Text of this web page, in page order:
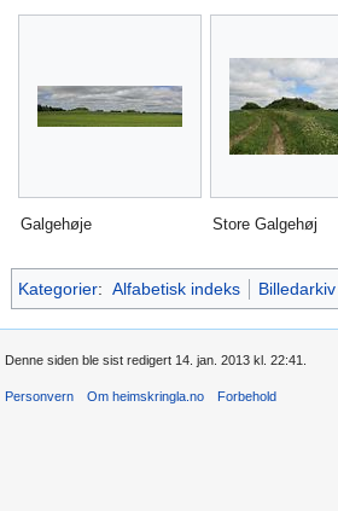
Galgehøje Store Galgehøj
Kategorier: Alfabetisk indeks Billedarkiv
Denne siden ble sist redigert 14. jan. 2013 kl. 22:41.
Personvern Om heimskringla.no Forbehold